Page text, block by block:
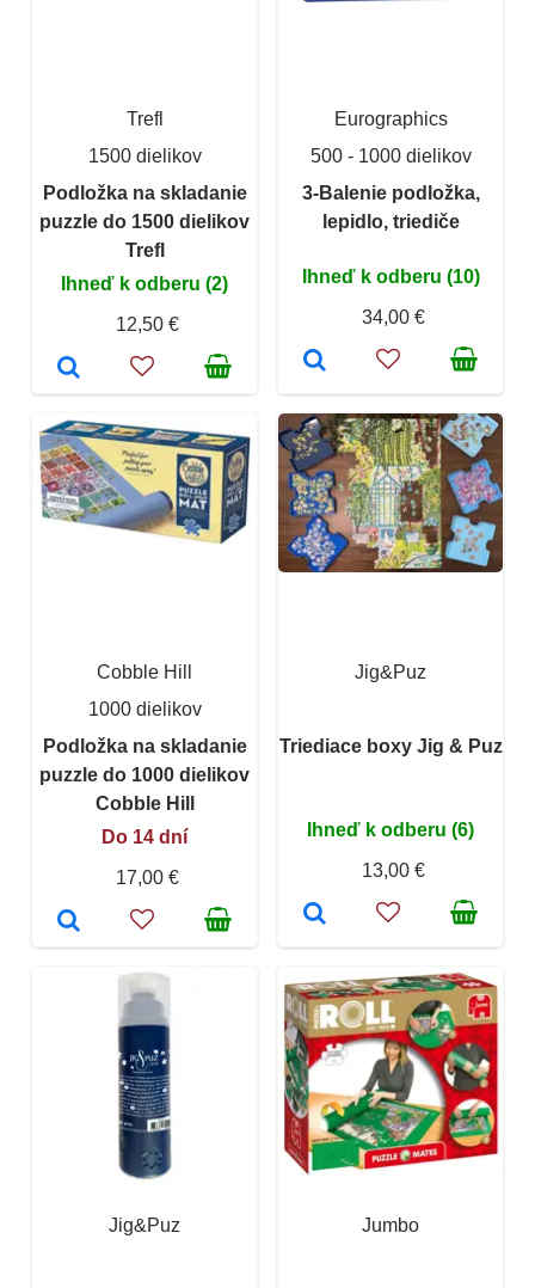
Trefl
1500 dielikov
Podložka na skladanie
puzzle do 1500 dielikov
Trefl
Ihneď k odberu (2)
12,50 €
Eurographics
500 - 1000 dielikov
3-Balenie podložka,
lepidlo, triediče
Ihneď k odberu (10)
34,00 €
Cobble Hill
1000 dielikov
Podložka na skladanie
puzzle do 1000 dielikov
Cobble Hill
Do 14 dní
17,00 €
Jig&Puz
Triediace boxy Jig & Puz
Ihneď k odberu (6)
13,00 €
Jig&Puz Jumbo